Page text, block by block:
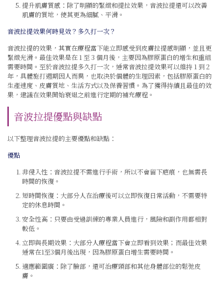
提升肌膚質感：除了明顯的緊緻和提拉效果，音波拉提還可以改善
肌膚的質地，使其更為細膩、平滑。
音波拉提效果何時見效？多久打一次？
音波拉提的效果，其實在療程當下能立即感受到皮膚拉提感明顯，並且更
緊緻光滑。最佳效果是在 1 至 3 個月後，主要因為膠原蛋白的增生和重組
需要時間。至於音波拉提多久打一次，通常音波拉提效果可以維持 1 到 2
年，具體施打週期因人而異，也取決於個體的生理因素，包括膠原蛋白的
生產速度、皮膚質地、生活方式以及保養習慣。為了獲得持續且最佳的效
果，建議在效果開始衰退之前進行定期的補充療程。
音波拉提優點與缺點
以下整理音波拉提的主要優點和缺點：
優點
非侵入性：音波拉提不需進行手術，所以不會留下疤痕，也無需長
時間的恢復。
短時間恢復：大部分人在治療後可以立即恢復日常活動，不需要特
定的休息時間。
安全性高：只要由受過訓練的專業人員進行，風險和副作用都相對
較低。
立即與長期效果：大部分人療程當下會立即看到效果；而最佳效果
通常在1至3個月後出現，因為膠原蛋白增生需要時間。
適應範圍廣：除了臉部，還可治療頸部和其他身體部位的鬆弛皮
膚。